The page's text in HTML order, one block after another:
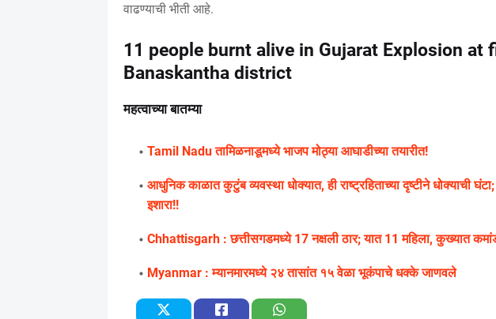
वाढण्याची भीती आहे.
11 people burnt alive in Gujarat Explosion at
Banaskantha district
महत्वाच्या बातम्या
Tamil Nadu तामिळनाडूमध्ये भाजप मोठ्या आघाडीच्या तयारीत!
आधुनिक काळात कुटुंब व्यवस्था धोक्यात, ही राष्ट्रहिताच्या दृष्टीने धोक्याची
इशारा!!
Chhattisgarh : छत्तीसगडमध्ये 17 नक्षली ठार; यात 11 महिला, कुख्यात
Myanmar : म्यानमारमध्ये २४ तासांत १५ वेळा भूकंपाचे धक्के जाणवले